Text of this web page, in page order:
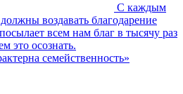
С каждым
воздавать благодарение
всем нам благ в тысячу раз
это осознать.
семейственность»